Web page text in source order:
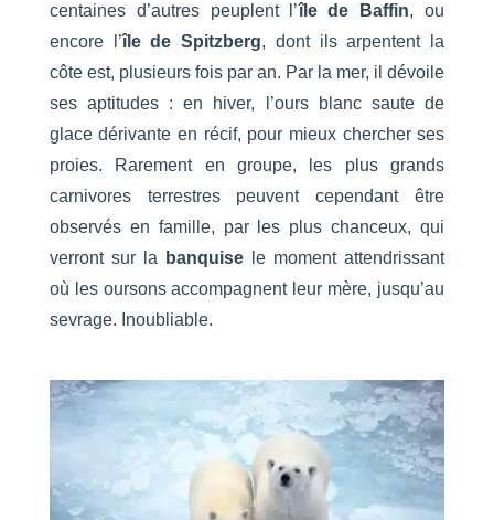
centaines d’autres peuplent l’île de Baffin, ou
encore l’île de Spitzberg, dont ils arpentent la
côte est, plusieurs fois par an. Par la mer, il dévoile
ses aptitudes : en hiver, l’ours blanc saute de
glace dérivante en récif, pour mieux chercher ses
proies. Rarement en groupe, les plus grands
carnivores terrestres peuvent cependant être
observés en famille, par les plus chanceux, qui
verront sur la
banquise
le moment attendrissant
où les oursons accompagnent leur mère, jusqu’au
sevrage. Inoubliable.